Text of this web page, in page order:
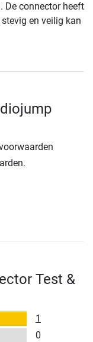
De connector heeft
en veilig kan
Test &
1
0